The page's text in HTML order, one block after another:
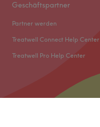
Geschäftspartner
Partner werden
Treatwell Connect Help Center
Treatwell Pro Help Center